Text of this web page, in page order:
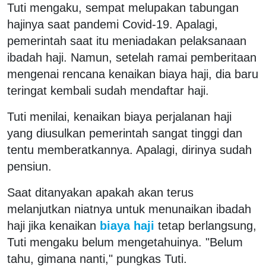
Tuti mengaku, sempat melupakan tabungan
hajinya saat pandemi Covid-19. Apalagi,
pemerintah saat itu meniadakan pelaksanaan
ibadah haji. Namun, setelah ramai pemberitaan
mengenai rencana kenaikan biaya haji, dia baru
teringat kembali sudah mendaftar haji.
Tuti menilai, kenaikan biaya perjalanan haji
yang diusulkan pemerintah sangat tinggi dan
tentu memberatkannya. Apalagi, dirinya sudah
pensiun.
Saat ditanyakan apakah akan terus
melanjutkan niatnya untuk menunaikan ibadah
haji jika kenaikan biaya haji tetap berlangsung,
Tuti mengaku belum mengetahuinya. "Belum
tahu, gimana nanti," pungkas Tuti.